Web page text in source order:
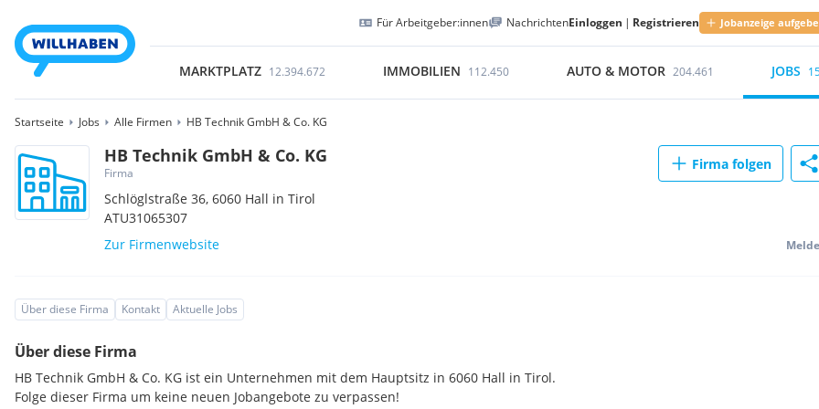
Für Arbeitgeber:innen NachrichtenEinloggen | Registrieren Jobanzeige
MARKTPLATZ 12.394.672 IMMOBILIEN 112.450 AUTO & MOTOR 204.461 JOBS
Startseite Jobs Alle Firmen HB Technik GmbH & Co. KG
HB Technik GmbH & Co. KG
Firma
Schlöglstraße 36,6060 Hall in Tirol
ATU31065307
Zur Firmenwebsite
Firma folgen
Über diese Firma Kontakt Aktuelle Jobs
Über diese Firma
HB Technik GmbH & Co. KG ist ein Unternehmen mit dem Hauptsitz in 6060 Hall in Tirol.
Folge dieser Firma um keine neuen Jobangebote zu verpassen!